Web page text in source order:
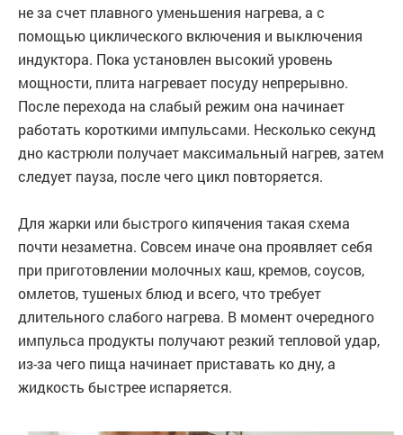
не за счет плавного уменьшения нагрева, а с
помощью циклического включения и выключения
индуктора. Пока установлен высокий уровень
мощности, плита нагревает посуду непрерывно.
После перехода на слабый режим она начинает
работать короткими импульсами. Несколько секунд
дно кастрюли получает максимальный нагрев, затем
следует пауза, после чего цикл повторяется.
Для жарки или быстрого кипячения такая схема
почти незаметна. Совсем иначе она проявляет себя
при приготовлении молочных каш, кремов, соусов,
омлетов, тушеных блюд и всего, что требует
длительного слабого нагрева. В момент очередного
импульса продукты получают резкий тепловой удар,
из-за чего пища начинает приставать ко дну, а
жидкость быстрее испаряется.